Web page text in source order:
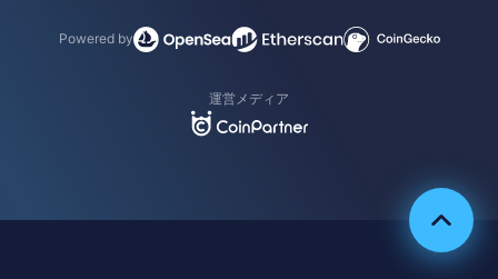
Powered by
運営メディア